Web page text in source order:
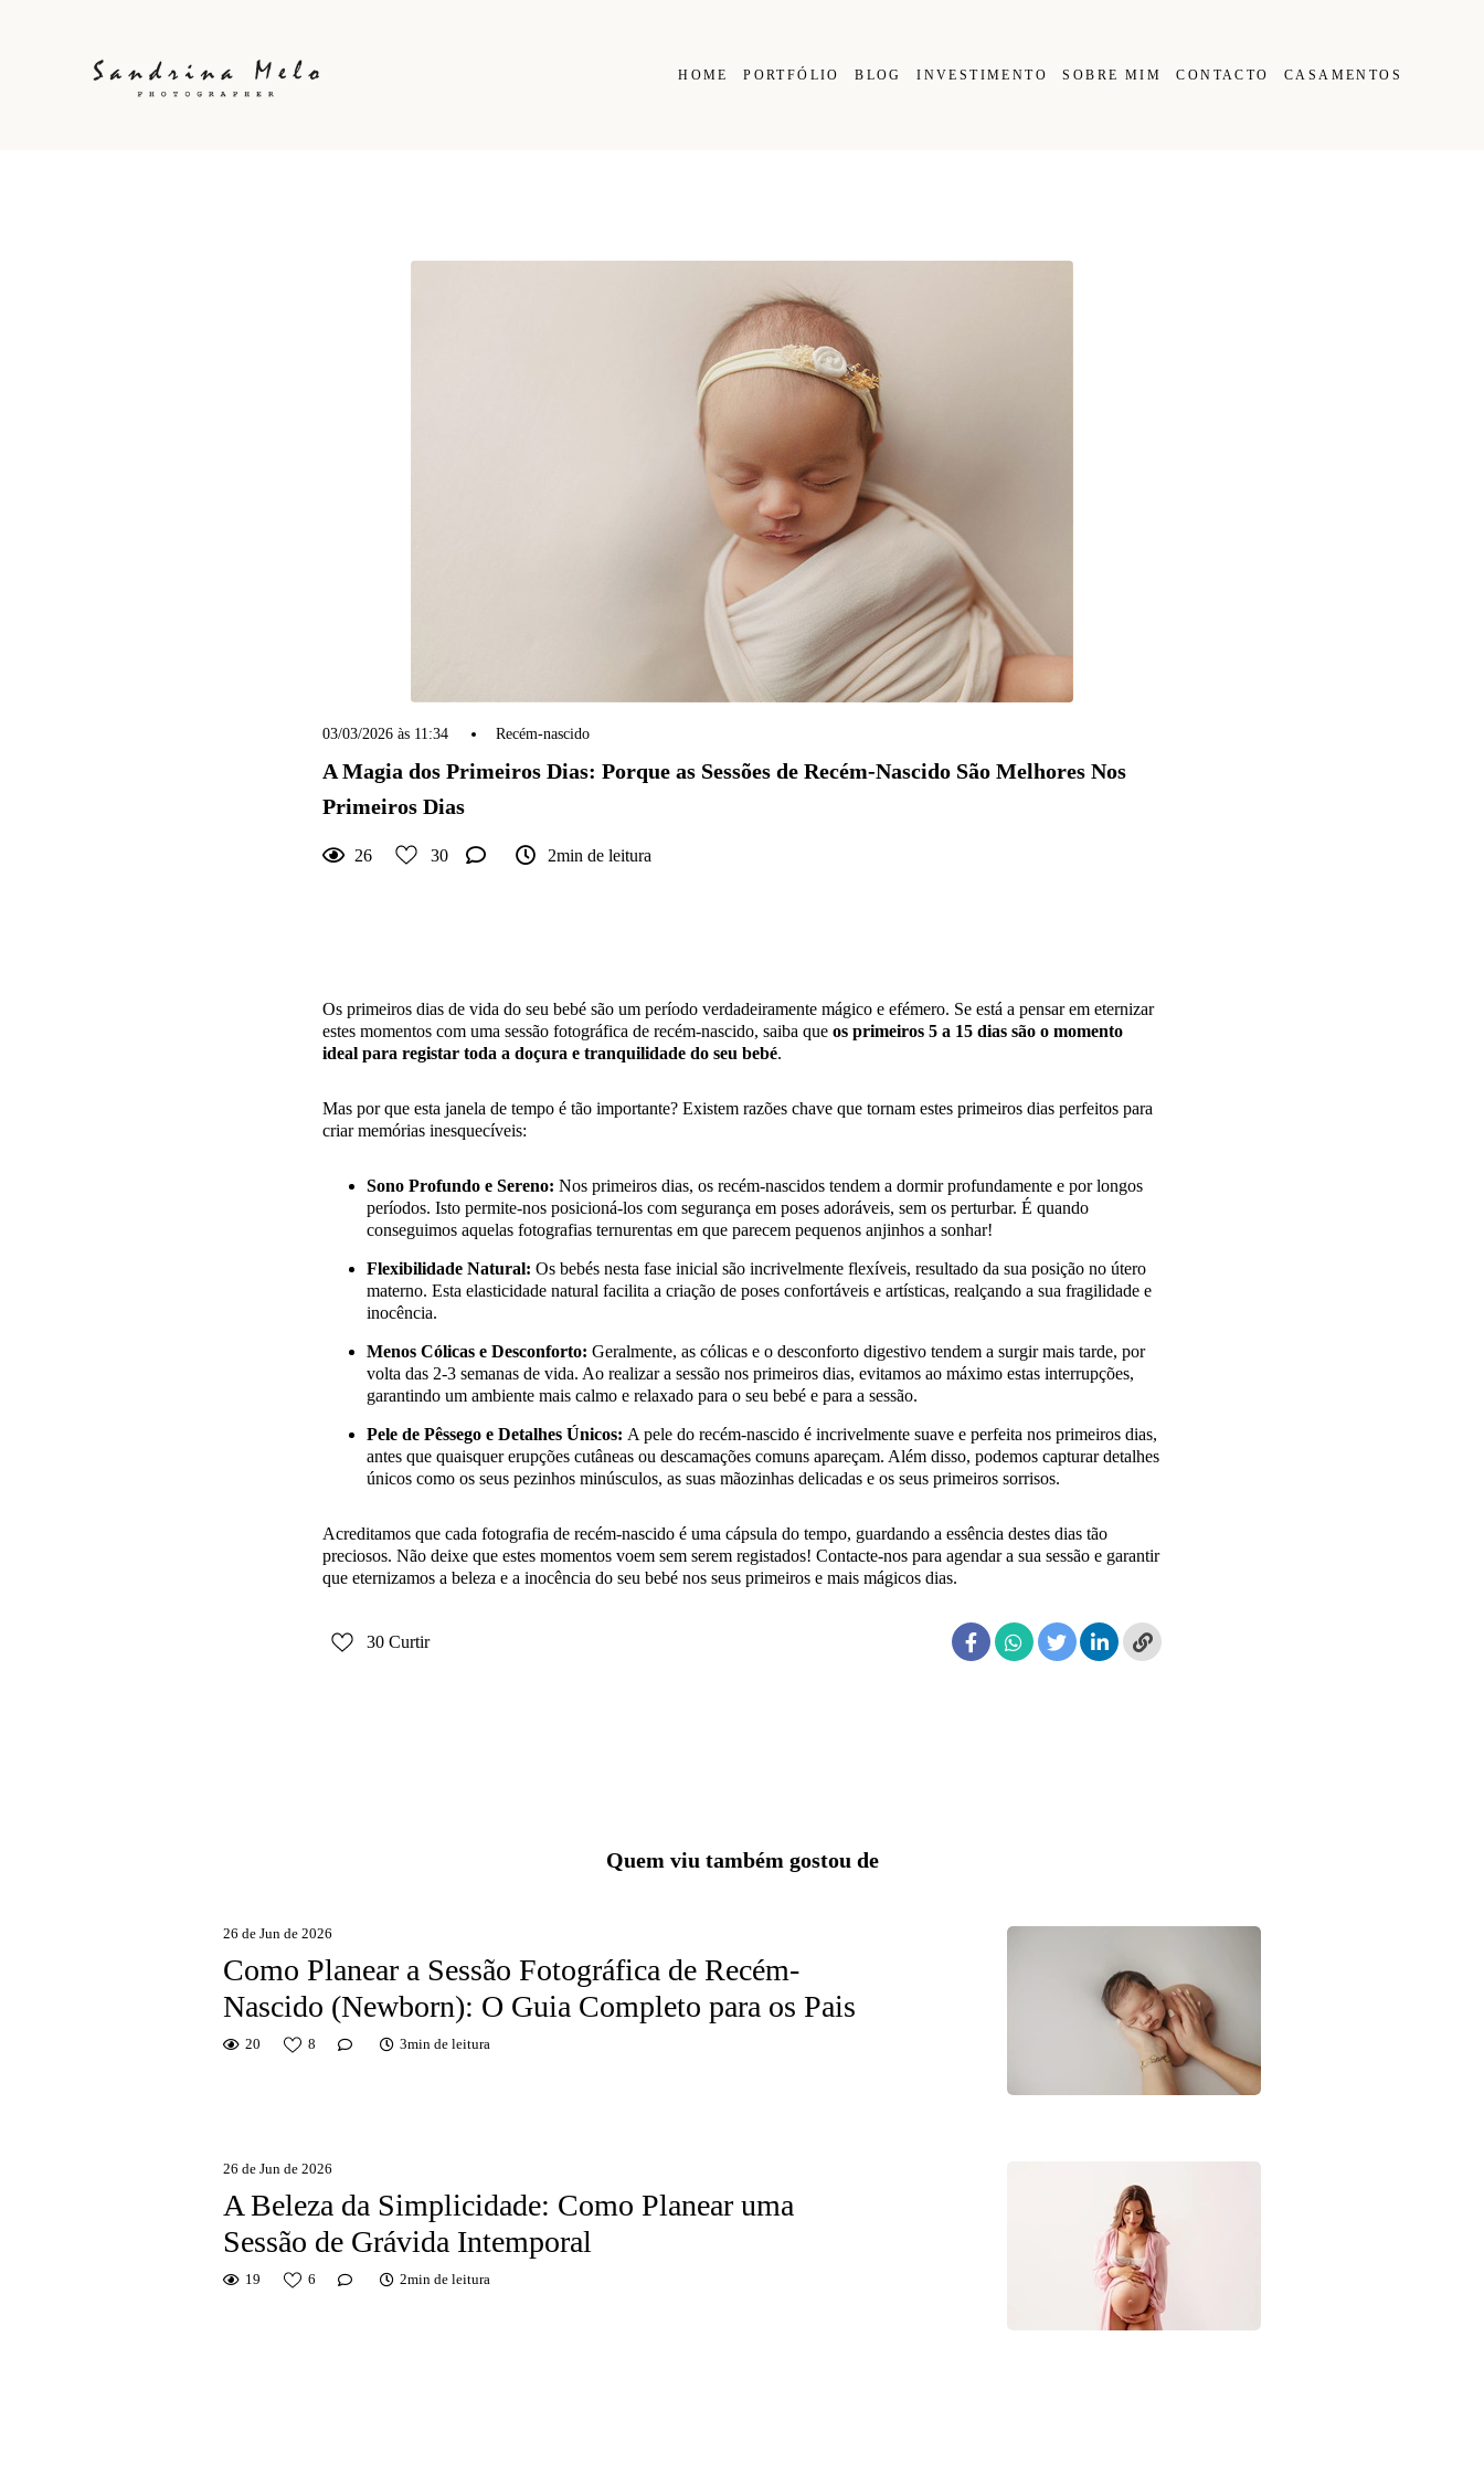
HOME PORTFÓLIO BLOG INVESTIMENTO SOBRE MIM CONTACTO CASAMENTOS
03/03/2026 às 11:34 Recém-nascido
A Magia dos Primeiros Dias: Porque as Sessões de Recém-Nascido São Melhores Nos
Primeiros Dias
26 30 2min de leitura
Os primeiros dias de vida do seu bebé são um período verdadeiramente mágico e efémero. Se está a pensar em eternizar
estes momentos com uma sessão fotográfica de recém-nascido, saiba que os primeiros 5 a 15 dias são o momento
ideal para registar toda a doçura e tranquilidade do seu bebé.
Mas por que esta janela de tempo é tão importante? Existem razões chave que tornam estes primeiros dias perfeitos para
criar memórias inesquecíveis:
Sono Profundo e Sereno: Nos primeiros dias, os recém-nascidos tendem a dormir profundamente e por longos
períodos. Isto permite-nos posicioná-los com segurança em poses adoráveis, sem os perturbar. É quando
conseguimos aquelas fotografias ternurentas em que parecem pequenos anjinhos a sonhar!
Flexibilidade Natural: Os bebés nesta fase inicial são incrivelmente flexíveis, resultado da sua posição no útero
materno. Esta elasticidade natural facilita a criação de poses confortáveis e artísticas, realçando a sua fragilidade e
inocência.
Menos Cólicas e Desconforto: Geralmente, as cólicas e o desconforto digestivo tendem a surgir mais tarde, por
volta das 2-3 semanas de vida. Ao realizar a sessão nos primeiros dias, evitamos ao máximo estas interrupções,
garantindo um ambiente mais calmo e relaxado para o seu bebé e para a sessão.
Pele de Pêssego e Detalhes Únicos: A pele do recém-nascido é incrivelmente suave e perfeita nos primeiros dias,
antes que quaisquer erupções cutâneas ou descamações comuns apareçam. Além disso, podemos capturar detalhes
únicos como os seus pezinhos minúsculos, as suas mãozinhas delicadas e os seus primeiros sorrisos.
Acreditamos que cada fotografia de recém-nascido é uma cápsula do tempo, guardando a essência destes dias tão
preciosos. Não deixe que estes momentos voem sem serem registados! Contacte-nos para agendar a sua sessão e garantir
que eternizamos a beleza e a inocência do seu bebé nos seus primeiros e mais mágicos dias.
30 Curtir
Quem viu também gostou de
26 de Jun de 2026
Como Planear a Sessão Fotográfica de Recém-
Nascido (Newborn): O Guia Completo para os Pais
20 8 3min de leitura
26 de Jun de 2026
A Beleza da Simplicidade: Como Planear uma
Sessão de Grávida Intemporal
19 6 2min de leitura